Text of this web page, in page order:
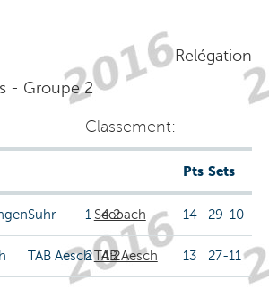
Relégation
- Groupe 2
Suhr 4:2
TAB Aesch 4:2
Classement:
Pts Sets
1 Seebach 14 29-10
2TAB Aesch 13 27-11